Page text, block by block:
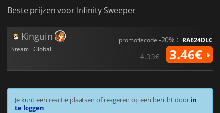
Beste prijzen voor Infinity Sweeper
Kinguin
Steam · Global
promotiecode -20% : RAB24DLC
4.33€ 3.46€
Je kunt een reactie plaatsen of reageren op een bericht door in
te loggen